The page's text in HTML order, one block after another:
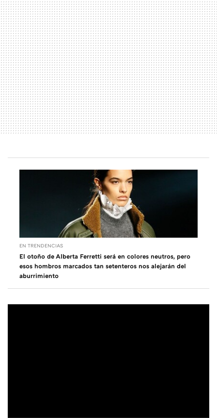
EN TRENDENCIAS
El otoño de Alberta Ferretti será en colores neutros, pero
esos hombros marcados tan setenteros nos alejarán del
aburrimiento